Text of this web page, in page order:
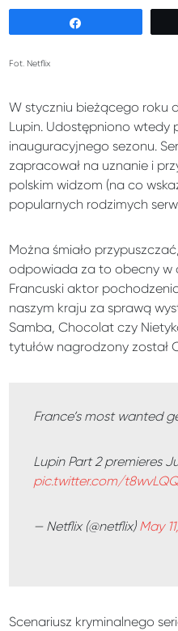
Fot. Netflix
W styczniu bieżącego roku
Lupin. Udostępniono wtedy
inauguracyjnego sezonu.
zapracował na uznanie i
polskim widzom (na co
popularnych rodzimych
Można śmiało
odpowiada za to obecny w
Francuski aktor
naszym kraju za sprawą
Samba, Chocolat czy
tytułów nagrodzony został
France’s most wanted
Lupin Part 2 premieres
pic.twitter.com/
— Netflix (@netflix) May
Scenariusz kryminalnego